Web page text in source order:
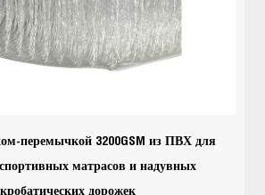
перемычкой 3200GSM из ПВХ для
матрасов и надувных
дорожек